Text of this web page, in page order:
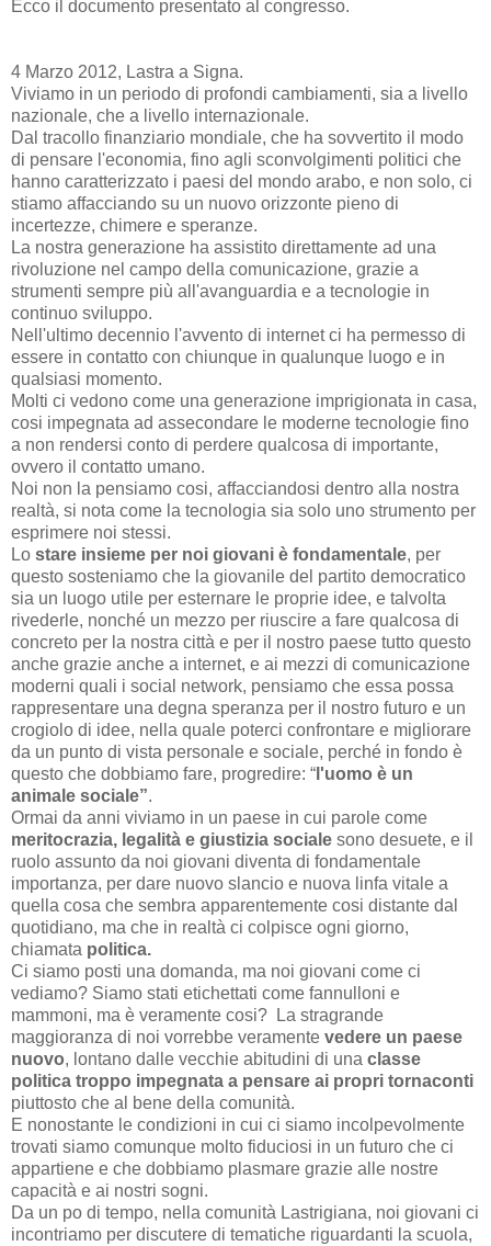
Ecco il documento presentato al congresso.
4 Marzo 2012, Lastra a Signa.
Viviamo in un periodo di profondi cambiamenti, sia a livello
nazionale, che a livello internazionale.
Dal tracollo finanziario mondiale, che ha sovvertito il modo
di pensare l'economia, fino agli sconvolgimenti politici che
hanno caratterizzato i paesi del mondo arabo, e non solo, ci
stiamo affacciando su un nuovo orizzonte pieno di
incertezze, chimere e speranze.
La nostra generazione ha assistito direttamente ad una
rivoluzione nel campo della comunicazione, grazie a
strumenti sempre più all'avanguardia e a tecnologie in
continuo sviluppo.
Nell'ultimo decennio l'avvento di internet ci ha permesso di
essere in contatto con chiunque in qualunque luogo e in
qualsiasi momento.
Molti ci vedono come una generazione imprigionata in casa,
cosi impegnata ad assecondare le moderne tecnologie fino
a non rendersi conto di perdere qualcosa di importante,
ovvero il contatto umano.
Noi non la pensiamo cosi, affacciandosi dentro alla nostra
realtà, si nota come la tecnologia sia solo uno strumento per
esprimere noi stessi.
Lo stare insieme per noi giovani è fondamentale, per
questo sosteniamo che la giovanile del partito democratico
sia un luogo utile per esternare le proprie idee, e talvolta
rivederle, nonché un mezzo per riuscire a fare qualcosa di
concreto per la nostra città e per il nostro paese tutto questo
anche grazie anche a internet, e ai mezzi di comunicazione
moderni quali i social network, pensiamo che essa possa
rappresentare una degna speranza per il nostro futuro e un
crogiolo di idee, nella quale poterci confrontare e migliorare
da un punto di vista personale e sociale, perché in fondo è
questo che dobbiamo fare, progredire: “ l'uomo è un
animale sociale”.
Ormai da anni viviamo in un paese in cui parole come
meritocrazia, legalità e giustizia sociale sono desuete, e il
ruolo assunto da noi giovani diventa di fondamentale
importanza, per dare nuovo slancio e nuova linfa vitale a
quella cosa che sembra apparentemente cosi distante dal
quotidiano, ma che in realtà ci colpisce ogni giorno,
chiamata politica.
Ci siamo posti una domanda, ma noi giovani come ci
vediamo? Siamo stati etichettati come fannulloni e
mammoni, ma è veramente cosi? La stragrande
maggioranza di noi vorrebbe veramente vedere un paese
nuovo, lontano dalle vecchie abitudini di una classe
politica troppo impegnata a pensare ai propri tornaconti
piuttosto che al bene della comunità.
E nonostante le condizioni in cui ci siamo incolpevolmente
trovati siamo comunque molto fiduciosi in un futuro che ci
appartiene e che dobbiamo plasmare grazie alle nostre
capacità e ai nostri sogni.
Da un po di tempo, nella comunità Lastrigiana, noi giovani ci
incontriamo per discutere di tematiche riguardanti la scuola,